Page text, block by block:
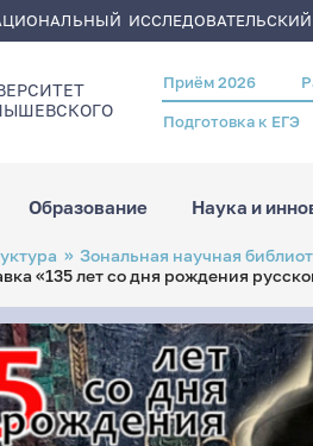
Header
menu
Приём 2026
Подготовка к ЕГЭ
Образование Наука и
Зональная научная
«135 лет со дня рождения